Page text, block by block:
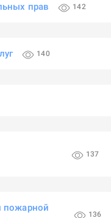
прав 142
140
137
пожарной
136